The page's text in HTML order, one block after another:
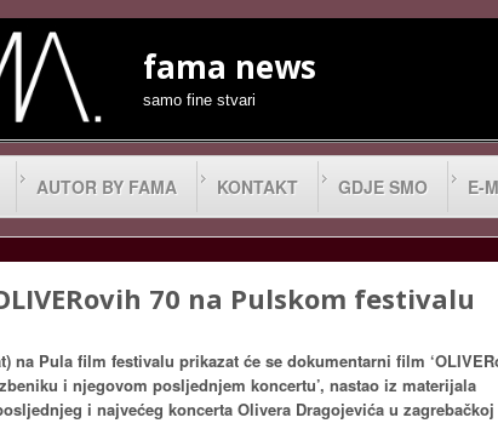
fama news
samo fine stvari
AUTOR BY FAMA KONTAKT GDJE SMO E-
70 na Pulskom festivalu
na Pula film festivalu prikazat će se dokumentarni film
i njegovom posljednjem koncertu’, nastao iz materijala
i najvećeg koncerta Olivera Dragojevića u zagrebačkoj